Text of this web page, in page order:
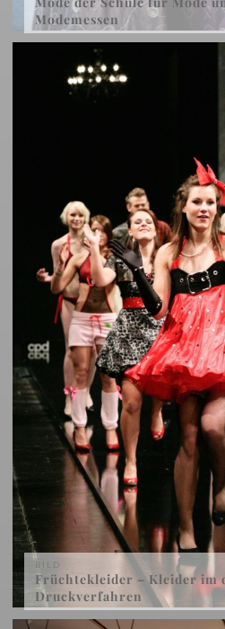
Modemessen
BILD
Früchtekleider – Kleider im
Druckverfahren